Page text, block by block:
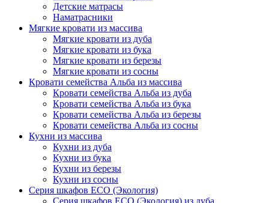
Детские матрасы
Наматрасники
Мягкие кровати из массива
Мягкие кровати из дуба
Мягкие кровати из бука
Мягкие кровати из березы
Мягкие кровати из сосны
Кровати семейства Альба из массива
Кровати семейства Альба из дуба
Кровати семейства Альба из бука
Кровати семейства Альба из березы
Кровати семейства Альба из сосны
Кухни из массива
Кухни из дуба
Кухни из бука
Кухни из березы
Кухни из сосны
Серия шкафов ECO (Экология)
Серия шкафов ECO (Экология) из дуба